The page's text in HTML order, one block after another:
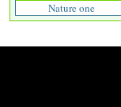
Nature one